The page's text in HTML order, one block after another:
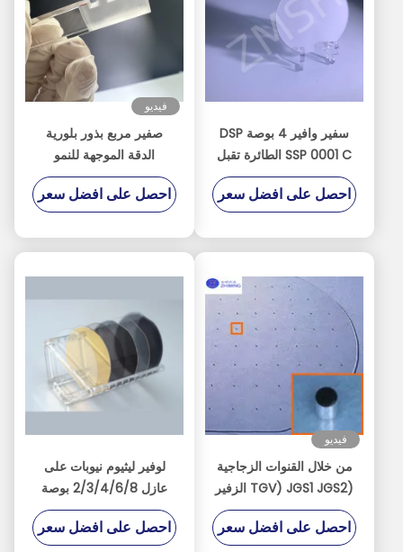
سفير وافير 4 بوصة DSP
SSP 0001 C الطائرة تقبل
محور مخصص
احصل على افضل سعر
فيديو
صفير مربع بذور بلورية
الدقة الموجهة للنمو
الكريستالي
احصل على افضل سعر
فيديو
من خلال القنوات الزجاجية
(TGV) JGS1 JGS2 الزفير
BF33 الكوارتز الأبعاد القابلة
للتخصيص السماكة يمكن أن
احصل على افضل سعر
لوفير ليثيوم نيوبات على
عازل 2/3/4/6/8 بوصة
احصل على افضل سعر